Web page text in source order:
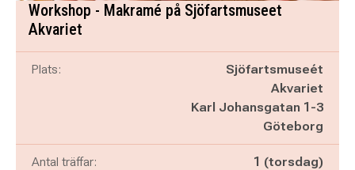
Workshop - Makramé på Sjöfartsmuseet
Akvariet
Plats:
Sjöfartsmuseét
Akvariet
Karl Johansgatan 1-3
Göteborg
Antal träffar: 1 (torsdag)